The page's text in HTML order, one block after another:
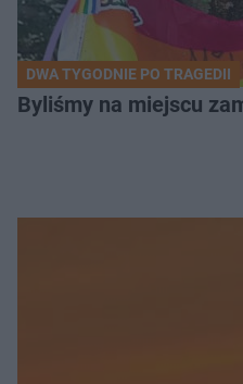
DWA TYGODNIE PO TRAGEDII
Byliśmy na miejscu